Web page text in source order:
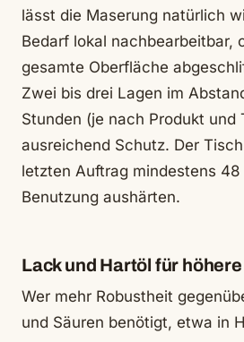
lässt die Maserung natürlich
Bedarf lokal nachbearbeitbar,
gesamte Oberfläche
Zwei bis drei Lagen im
Stunden (je nach Produkt und
ausreichend Schutz. Der
letzten Auftrag mindestens
Benutzung aushärten.
Lack und Hartöl für
Wer mehr Robustheit
und Säuren benötigt, etwa in